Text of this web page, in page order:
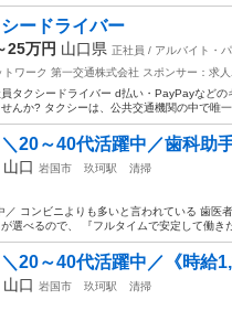
ードライバー
25万円 山口県 正社員 / アルバイト・パ
ワーク 第一交通株式会社 スポンサー：求
員タクシードライバー d払い・PayPayなど
んか? タクシーは、公共交通機関の中で唯
＼20～40代活躍中／歯科
山口 岩国市 玖珂駅 清掃
／ コンビニよりも多いと言われている 歯医
選べるので、 『フルタイムで安定して働き
＼20～40代活躍中／《時給
山口 岩国市 玖珂駅 清掃